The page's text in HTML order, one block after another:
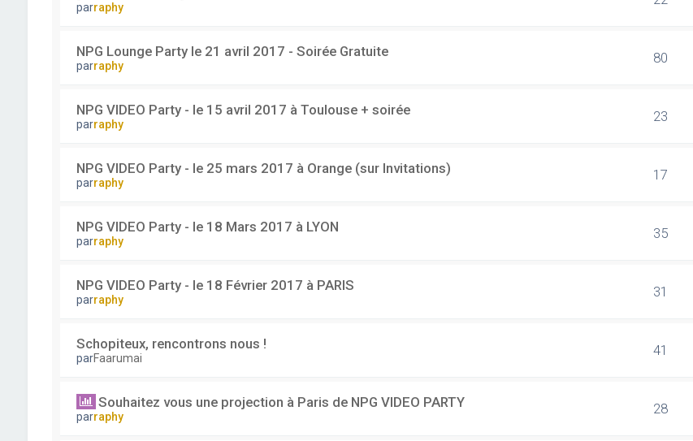
parraphy
NPG Lounge Party le 21 avril 2017 - Soirée Gratuite
parraphy 80
NPG VIDEO Party - le 15 avril 2017 à Toulouse + soirée
parraphy 23
NPG VIDEO Party - le 25 mars 2017 à Orange (sur Invitations)
parraphy 17
NPG VIDEO Party - le 18 Mars 2017 à LYON
parraphy 35
NPG VIDEO Party - le 18 Février 2017 à PARIS
parraphy 31
Schopiteux, rencontrons nous !
parFaarumai 41
Souhaitez vous une projection à Paris de NPG VIDEO PARTY
parraphy 28